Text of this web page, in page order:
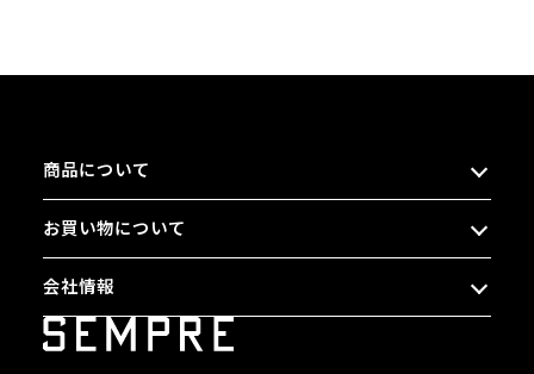
商品について
お買い物について
会社情報